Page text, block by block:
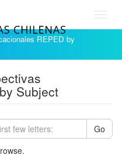
REPED by
Subject
Go